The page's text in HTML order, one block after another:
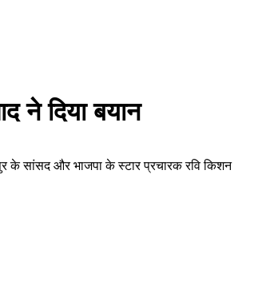
ने दिया बयान
के सांसद और भाजपा के स्टार प्रचारक रवि किशन